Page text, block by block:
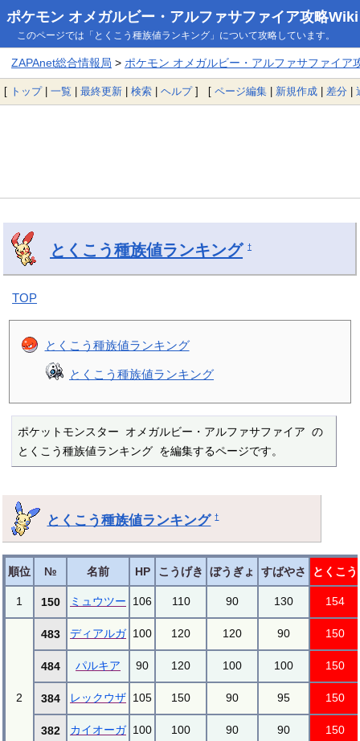
ポケモン オメガルビー・アルファサファイア攻略Wiki
このページでは「とくこう種族値ランキング」について攻略しています。
ZAPAnet総合情報局 > ポケモン オメガルビー・アルファサファイア
[ トップ| 一覧 | 最終更新 | 検索 | ヘルプ] [ ページ編集 | 新規作成 | 差分 |
とくこう種族値ランキング †
TOP
とくこう種族値ランキング
とくこう種族値ランキング
ポケットモンスター オメガルビー・アルファサファイア の
とくこう種族値ランキング を編集するページです。
とくこう種族値ランキング †
順位 № 名前 HP こうげき ぼうぎょ すばやさ とくこう
1 150 ミュウツー 106 110 90 130 154
2
483 ディアルガ 100 120 120 90 150
484 パルキア 90 120 100 100 150
384 レックウザ 105 150 90 95 150
382 カイオーガ 100 100 90 90 150